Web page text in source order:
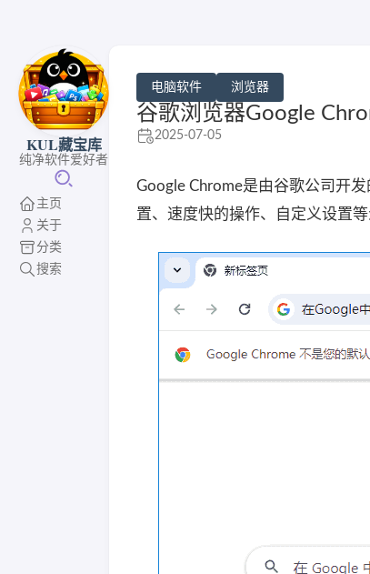
KUL藏宝库
纯净软件爱好者
主页
关于
分类
搜索
电脑软件 浏览器
谷歌浏览器Google
2025-07-05
Google Chrome是由谷歌公司开
置、速度快的操作、自定义设置等